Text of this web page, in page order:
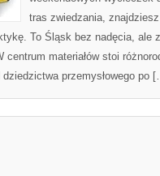
tras zwiedzania,
To Śląsk bez nadęcia, ale
centrum materiałów stoi
przemysłowego po